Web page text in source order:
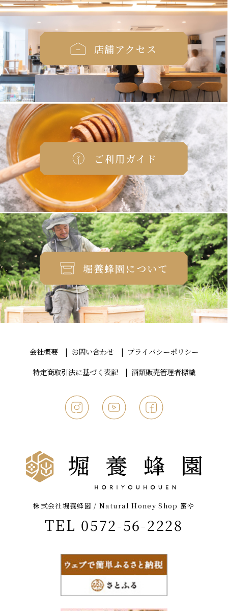
店舗アクセス
ご利用ガイド
堀養蜂園について
会社概要 お問い合わせ
プライバシーポリシー
特定商取引法に基づく表記
酒類販売管理者標識
株式会社堀養蜂園 / Natural Honey Shop 蜜や
TEL 0572-56-2228